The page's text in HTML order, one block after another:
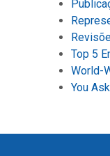
Top 5
World-
You